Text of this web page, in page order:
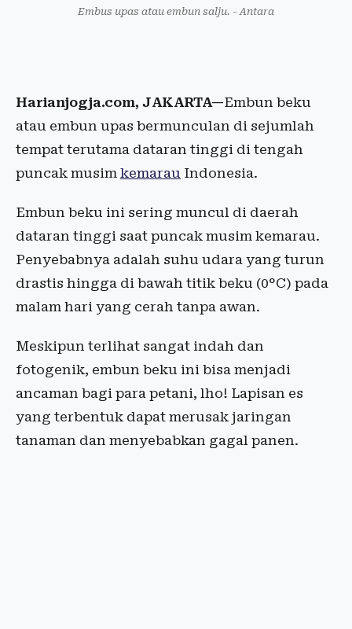
Embus upas atau embun salju. - Antara
Harianjogja.com, JAKARTA—Embun beku
atau embun upas bermunculan di sejumlah
tempat terutama dataran tinggi di tengah
puncak musim kemarau Indonesia.
Embun beku ini sering muncul di daerah
dataran tinggi saat puncak musim kemarau.
Penyebabnya adalah suhu udara yang turun
drastis hingga di bawah titik beku (0°C) pada
malam hari yang cerah tanpa awan.
Meskipun terlihat sangat indah dan
fotogenik, embun beku ini bisa menjadi
ancaman bagi para petani, lho! Lapisan es
yang terbentuk dapat merusak jaringan
tanaman dan menyebabkan gagal panen.